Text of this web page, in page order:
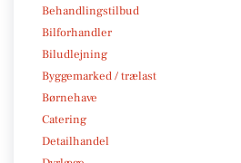
Behandlingstilbud
Bilforhandler
Biludlejning
Byggemarked / trælast
Børnehave
Catering
Detailhandel